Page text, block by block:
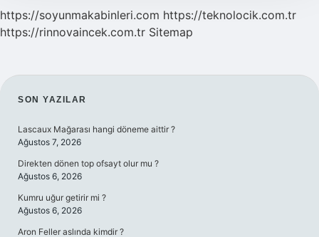
https://soyunmakabinleri.com https://teknolocik.com.tr
https://rinnovaincek.com.tr Sitemap
SIDEBAR
SON YAZILAR
Lascaux Mağarası hangi döneme aittir ?
Ağustos 7, 2026
Direkten dönen top ofsayt olur mu ?
Ağustos 6, 2026
Kumru uğur getirir mi ?
Ağustos 6, 2026
Aron Feller aslında kimdir ?